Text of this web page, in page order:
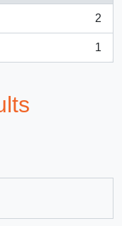
2
1